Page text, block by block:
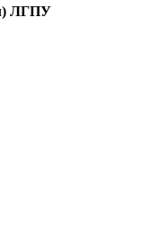
ЛГПУ